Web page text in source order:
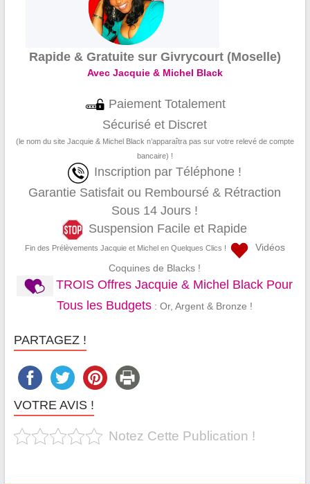
Rapide & Gratuite sur Givrycourt (Moselle)
Avec Jacquie & Michel Black
Paiement Totalement
Sécurisé et Discret
(le nom du site Jacquie & Michel Black n’apparaîtra pas sur votre relevé de compte
bancaire) !
Inscription par Téléphone !
Garantie Satisfait ou Remboursé & Rétraction
Sous 14 Jours !
Suspension Facile et Rapide
Fin des Prélèvements Jacquie et Michel en Quelques Clics !
Vidéos
Coquines de Blacks !
TROIS Offres Jacquie & Michel Black Pour
Tous les Budgets : Or, Argent & Bronze !
PARTAGEZ !
VOTRE AVIS !
Notez Cette Publication !